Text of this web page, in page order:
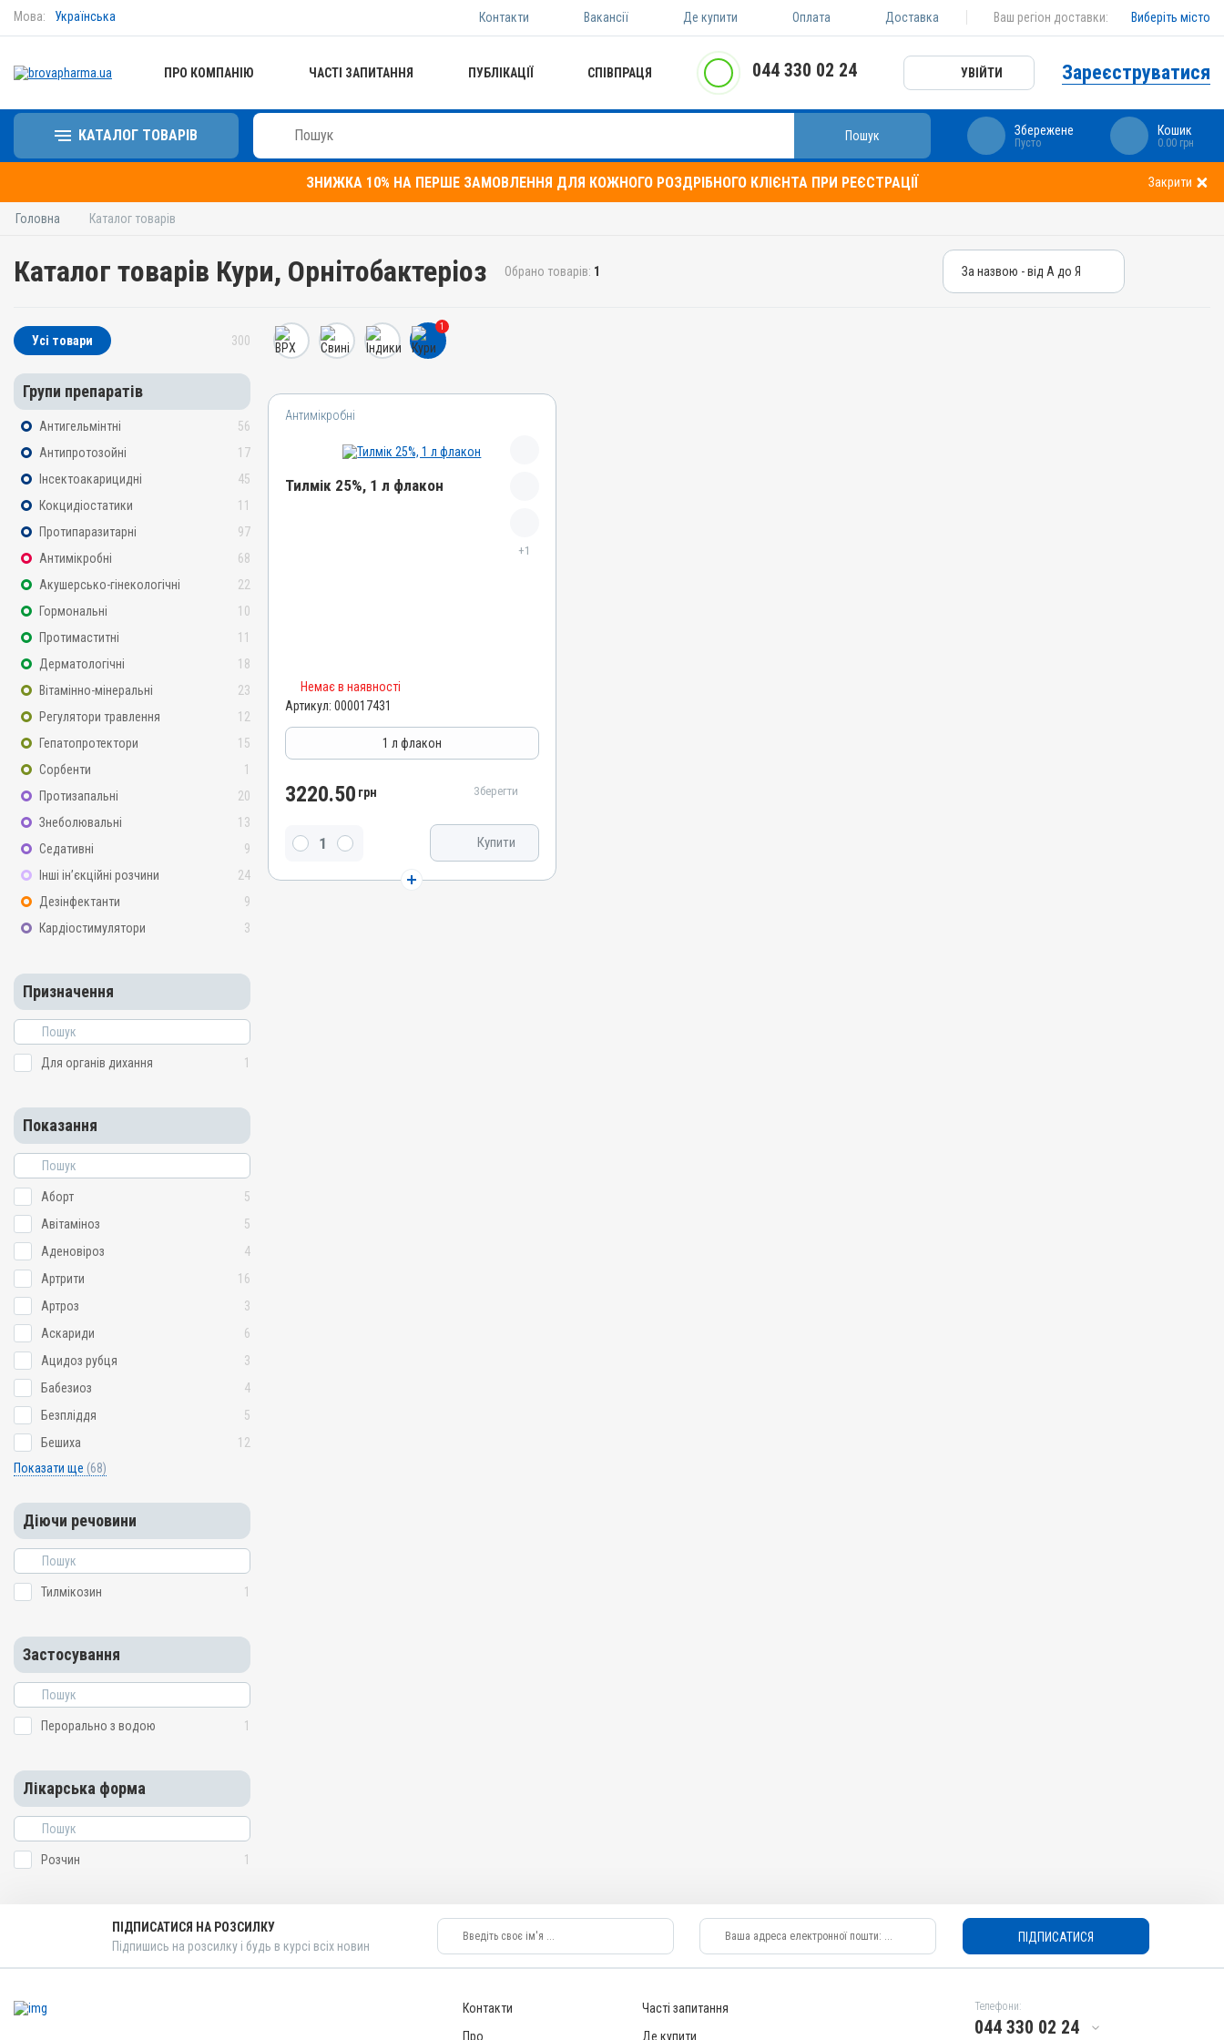
Мова: Українська Контакти Вакансії Де купити Оплата Доставка Ваш регіон доставки: Виберіть місто
ПРО КОМПАНІЮ ЧАСТІ ЗАПИТАННЯ ПУБЛІКАЦІЇ СПІВПРАЦЯ 044 330 02 24 УВІЙТИ Зареєструватися
КАТАЛОГ ТОВАРІВ Пошук Збережене
Пусто
Кошик
0.00 грн
ЗНИЖКА 10% НА ПЕРШЕ ЗАМОВЛЕННЯ ДЛЯ КОЖНОГО РОЗДРІБНОГО КЛІЄНТА ПРИ РЕЄСТРАЦІЇ Закрити
Головна Каталог товарів
Каталог товарів Кури, Орнітобактеріоз Обрано товарів: 1 За назвою - від А до Я
Усі товари 300
Групи препаратів
Антигельмінтні
56
Антипротозойні
17
Інсектоакарицидні
45
Кокцидіостатики
11
Протипаразитарні
97
Антимікробні
68
Акушерсько-гінекологічні
22
Гормональні
10
Протимаститні
11
Дерматологічні
18
Вітамінно-мінеральні
23
Регулятори травлення
12
Гепатопротектори
15
Сорбенти
1
Протизапальні
20
Знеболювальні
13
Седативні
9
Інші ін’єкційні розчини
24
Дезінфектанти
9
Кардіостимулятори
3
Призначення
Для органів дихання 1
Показання
Аборт
5
Авітаміноз
5
Аденовіроз
4
Артрити
16
Артроз
3
Аскариди
6
Ацидоз рубця
3
Бабезиоз
4
Безпліддя
5
Бешиха
12
Показати ще (68)
Діючи речовини
Тилмікозин 1
Застосування
Перорально з водою 1
Лікарська форма
Розчин 1
1
Антимікробні
Тилмік 25%, 1 л флакон
+1
АВ-09477-01-21
Групи препаратів
Лікарська форма
Види тварин
ВРХ, Свині, Індики, Кури
Немає в наявності
Артикул: 000017431
1 л флакон
3220.50 грн Зберегти
Купити
ПІДПИСАТИСЯ НА РОЗСИЛКУ
Підпишись на розсилку і будь в курсі всіх новин
ПІДПИСАТИСЯ
Контакти
Про
Часті запитання
Де купити
Телефони:
044 330 02 24